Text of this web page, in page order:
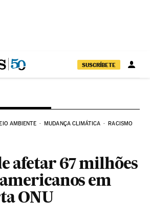
SUSCRÍBETE
AMBIENTE MUDANÇA CLIMÁTICA RACISMO
afetar 67 milhões
em
ONU